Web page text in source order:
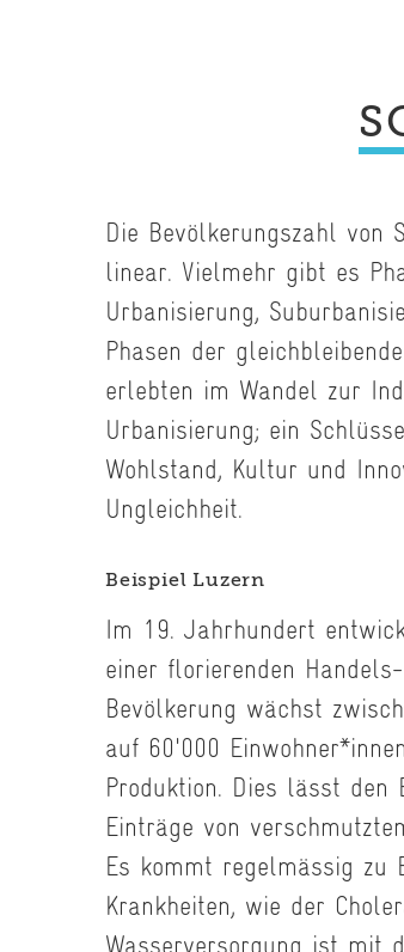
Die Bevölkerungszahl von
linear. Vielmehr gibt es
Urbanisierung,
Phasen der
erlebten im Wandel zur
Urbanisierung; ein
Wohlstand, Kultur und
Ungleichheit.
Beispiel Luzern
Im 19. Jahrhundert
einer florierenden
Bevölkerung wächst
auf 60'000
Produktion. Dies lässt den
Einträge von
Es kommt regelmässig zu
Krankheiten, wie der
Wasserversorgung ist mit